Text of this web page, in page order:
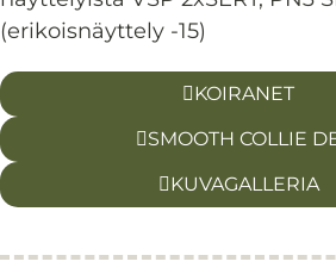
(erikoisnäyttely -15)
KOIRANET
SMOOTH COLLIE
KUVAGALLERIA